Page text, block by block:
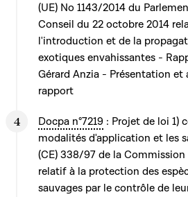
(UE) No 1143/2014 du
Conseil du 22 octobre 2014
l'introduction et de la
exotiques envahissantes -
Gérard Anzia - Présentation
rapport
Docpa n°7219 : Projet de loi 1)
modalités d'application et les
(CE) 338/97 de la
relatif à la protection des
sauvages par le contrôle de